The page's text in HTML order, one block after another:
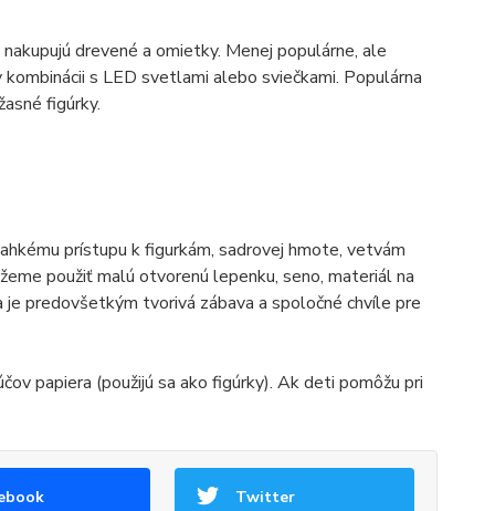
drevené a omietky. Menej populárne, ale
s LED svetlami alebo sviečkami. Populárna
figúrky.
prístupu k figurkám, sadrovej hmote, vetvám
použiť malú otvorenú lepenku, seno, materiál na
predovšetkým tvorivá zábava a spoločné chvíle pre
papiera (použijú sa ako figúrky). Ak deti pomôžu pri
Twitter